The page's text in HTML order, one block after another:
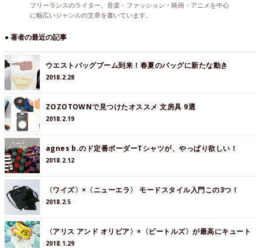
フリーランスのライター。音楽・ファッション・映画・アニメを中心
に幅広いジャンルの文章を書いています。
● 著者の最近の記事
ウエストバッグブーム到来！春夏のバッグに新たな動き
2018.2.28
ZOZOTOWNで見つけたオススメ 文房具 9選
2018.2.19
agnes b.のド定番ボーダーTシャツが、やっぱり欲しい！
2018.2.12
〈ワイズ〉×〈ニューエラ〉 モードスタイル入門この3つ！
2018.2.5
〈アリス アンド オリビア〉×〈ビートルズ〉が最高にキュート
2018.1.29